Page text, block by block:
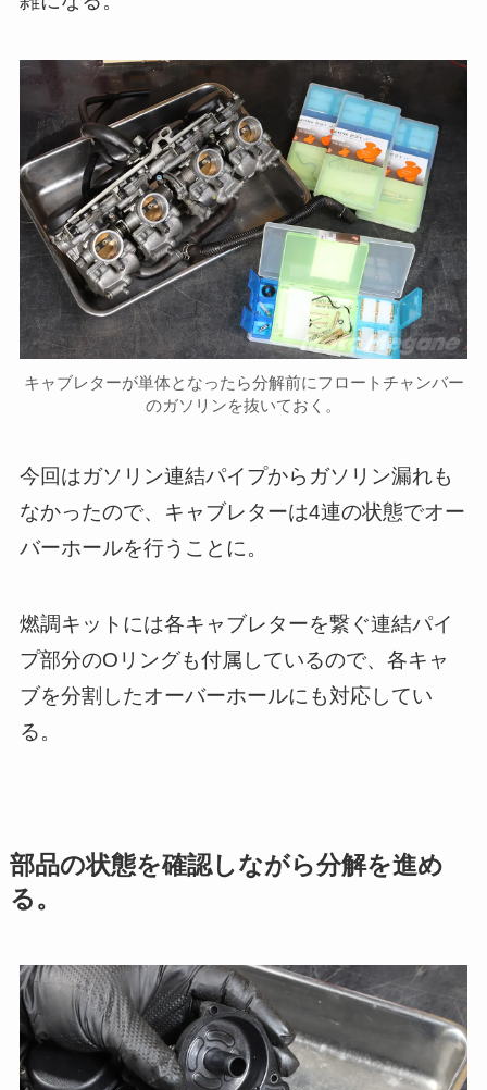
キャブレターが単体となったら分解前にフロートチャンバー
のガソリンを抜いておく。
今回はガソリン連結パイプからガソリン漏れも
なかったので、キャブレターは4連の状態でオー
バーホールを行うことに。
燃調キットには各キャブレターを繋ぐ連結パイ
プ部分のOリングも付属しているので、各キャ
ブを分割したオーバーホールにも対応してい
る。
部品の状態を確認しながら分解を進め
る。